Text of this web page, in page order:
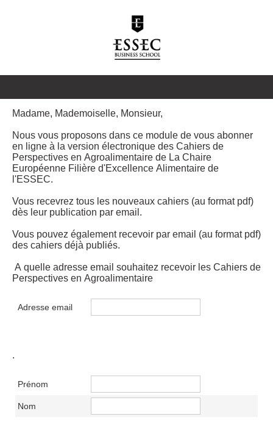
Madame, Mademoiselle, Monsieur,
Nous vous proposons dans ce module de vous abonner
en ligne à la version électronique des Cahiers de
Perspectives en Agroalimentaire de La Chaire
Européenne Filière d'Excellence Alimentaire de
l'ESSEC.
Vous recevrez tous les nouveaux cahiers (au format pdf)
dès leur publication par email.
Vous pouvez également recevoir par email (au format pdf)
des cahiers déjà publiés.
A quelle adresse email souhaitez recevoir les Cahiers de
Perspectives en Agroalimentaire
Adresse email
.
Prénom
Nom